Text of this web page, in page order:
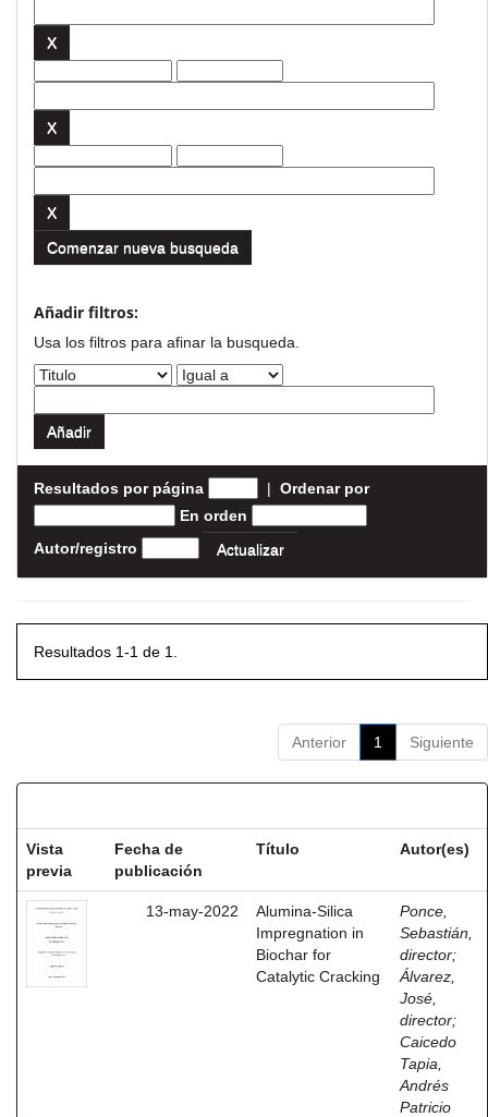
Comenzar nueva busqueda
Añadir filtros:
Usa los filtros para afinar la busqueda.
Resultados por página | Ordenar por
En orden
Autor/registro
Resultados 1-1 de 1.
Anterior 1 Siguiente
Vista
previa
Fecha de
publicación
Título Autor(es)
13-may-2022
Alumina-Silica
Impregnation in
Biochar for
Catalytic Cracking
Ponce,
Sebastián,
director;
Álvarez,
José,
director;
Caicedo
Tapia,
Andrés
Patricio